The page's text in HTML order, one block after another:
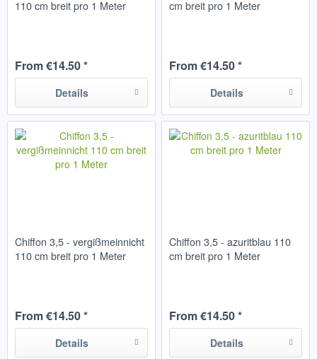
110 cm breit pro 1 Meter
From €14.50 *
Details
cm breit pro 1 Meter
From €14.50 *
Details
Chiffon 3,5 - vergißmeinnicht
110 cm breit pro 1 Meter
From €14.50 *
Details
Chiffon 3,5 - azuritblau 110
cm breit pro 1 Meter
From €14.50 *
Details